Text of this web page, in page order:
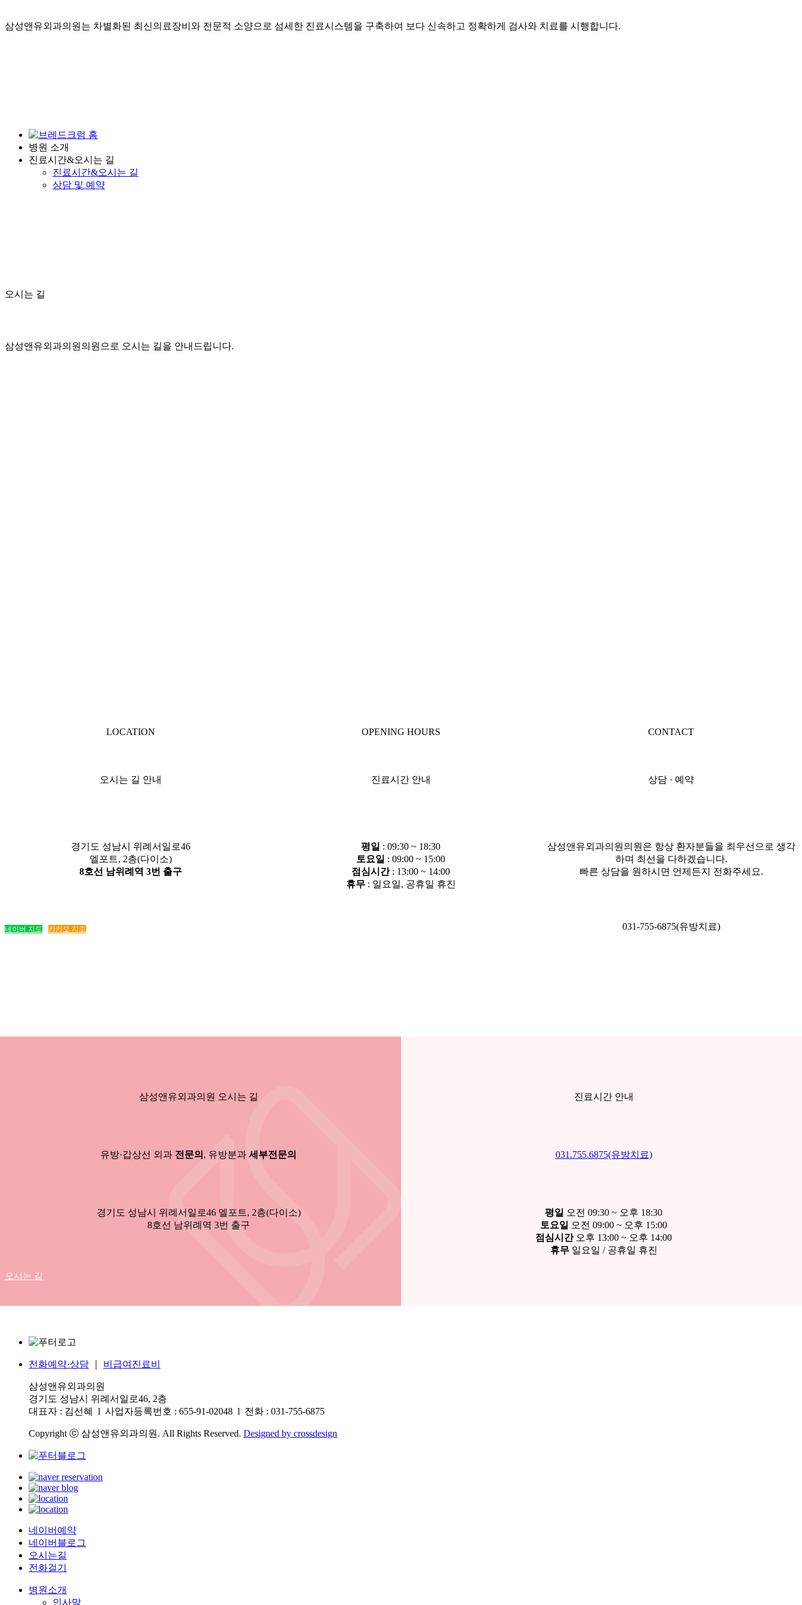
삼성앤유외과의원는 차별화된 최신의료장비와 전문적 소양으로 섬세한 진료시스템을 구축하여 보다 신속하고 정확하게 검사와 치료를 시행합니다.
병원 소개
진료시간&오시는 길
진료시간&오시는 길
상담 및 예약
오시는 길
삼성앤유외과의원의원으로 오시는 길을 안내드립니다.
LOCATION
오시는 길 안내
경기도 성남시 위례서일로46
엘포트, 2층(다이소)
8호선 남위례역 3번 출구
네이버 지도 카카오 지도
OPENING HOURS
진료시간 안내
평일 : 09:30 ~ 18:30
토요일 : 09:00 ~ 15:00
점심시간: 13:00 ~ 14:00
휴무: 일요일, 공휴일 휴진
CONTACT
상담 · 예약
삼성앤유외과의원의원은 항상 환자분들을 최우선으로 생각
하며 최선을 다하겠습니다.
빠른 상담을 원하시면 언제든지 전화주세요.
031-755-6875(유방치료)
삼성앤유외과의원 오시는 길
유방·갑상선 외과 전문의 , 유방분과 세부전문의
경기도 성남시 위례서일로46 엘포트, 2층(다이소)
8호선 남위례역 3번 출구
오시는 길
진료시간 안내
031.755.6875(유방치료)
평일 오전 09:30 ~ 오후 18:30
토요일 오전 09:00 ~ 오후 15:00
점심시간오후 13:00 ~ 오후 14:00
휴무일요일 / 공휴일 휴진
전화예약·상담 비급여진료비
삼성앤유외과의원
경기도 성남시 위례서일로46, 2층
대표자 : 김선혜 l 사업자등록번호 : 655-91-02048 l 전화 : 031-755-6875
Copyright ⓒ 삼성앤유외과의원. All Rights Reserved. Designed by crossdesign
네이버예약
네이버블로그
오시는길
전화걸기
병원소개
인사말